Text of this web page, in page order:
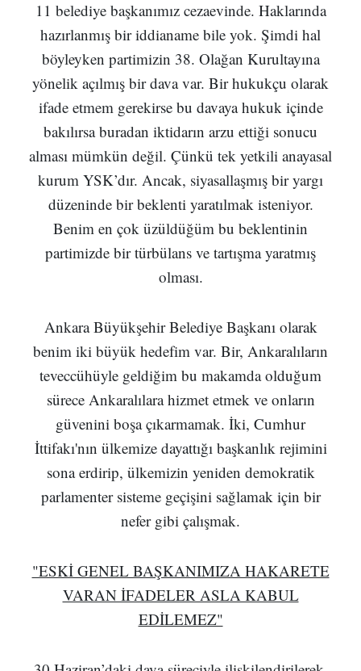
11 belediye başkanımız cezaevinde. Haklarında
hazırlanmış bir iddianame bile yok. Şimdi hal
böyleyken partimizin 38. Olağan Kurultayına
yönelik açılmış bir dava var. Bir hukukçu olarak
ifade etmem gerekirse bu davaya hukuk içinde
bakılırsa buradan iktidarın arzu ettiği sonucu
alması mümkün değil. Çünkü tek yetkili anayasal
kurum YSK’dır. Ancak, siyasallaşmış bir yargı
düzeninde bir beklenti yaratılmak isteniyor.
Benim en çok üzüldüğüm bu beklentinin
partimizde bir türbülans ve tartışma yaratmış
olması.
Ankara Büyükşehir Belediye Başkanı olarak
benim iki büyük hedefim var. Bir, Ankaralıların
teveccühüyle geldiğim bu makamda olduğum
sürece Ankaralılara hizmet etmek ve onların
güvenini boşa çıkarmamak. İki, Cumhur
İttifakı'nın ülkemize dayattığı başkanlık rejimini
sona erdirip, ülkemizin yeniden demokratik
parlamenter sisteme geçişini sağlamak için bir
nefer gibi çalışmak.
"ESKİ GENEL BAŞKANIMIZA HAKARETE
VARAN İFADELER ASLA KABUL
EDİLEMEZ"